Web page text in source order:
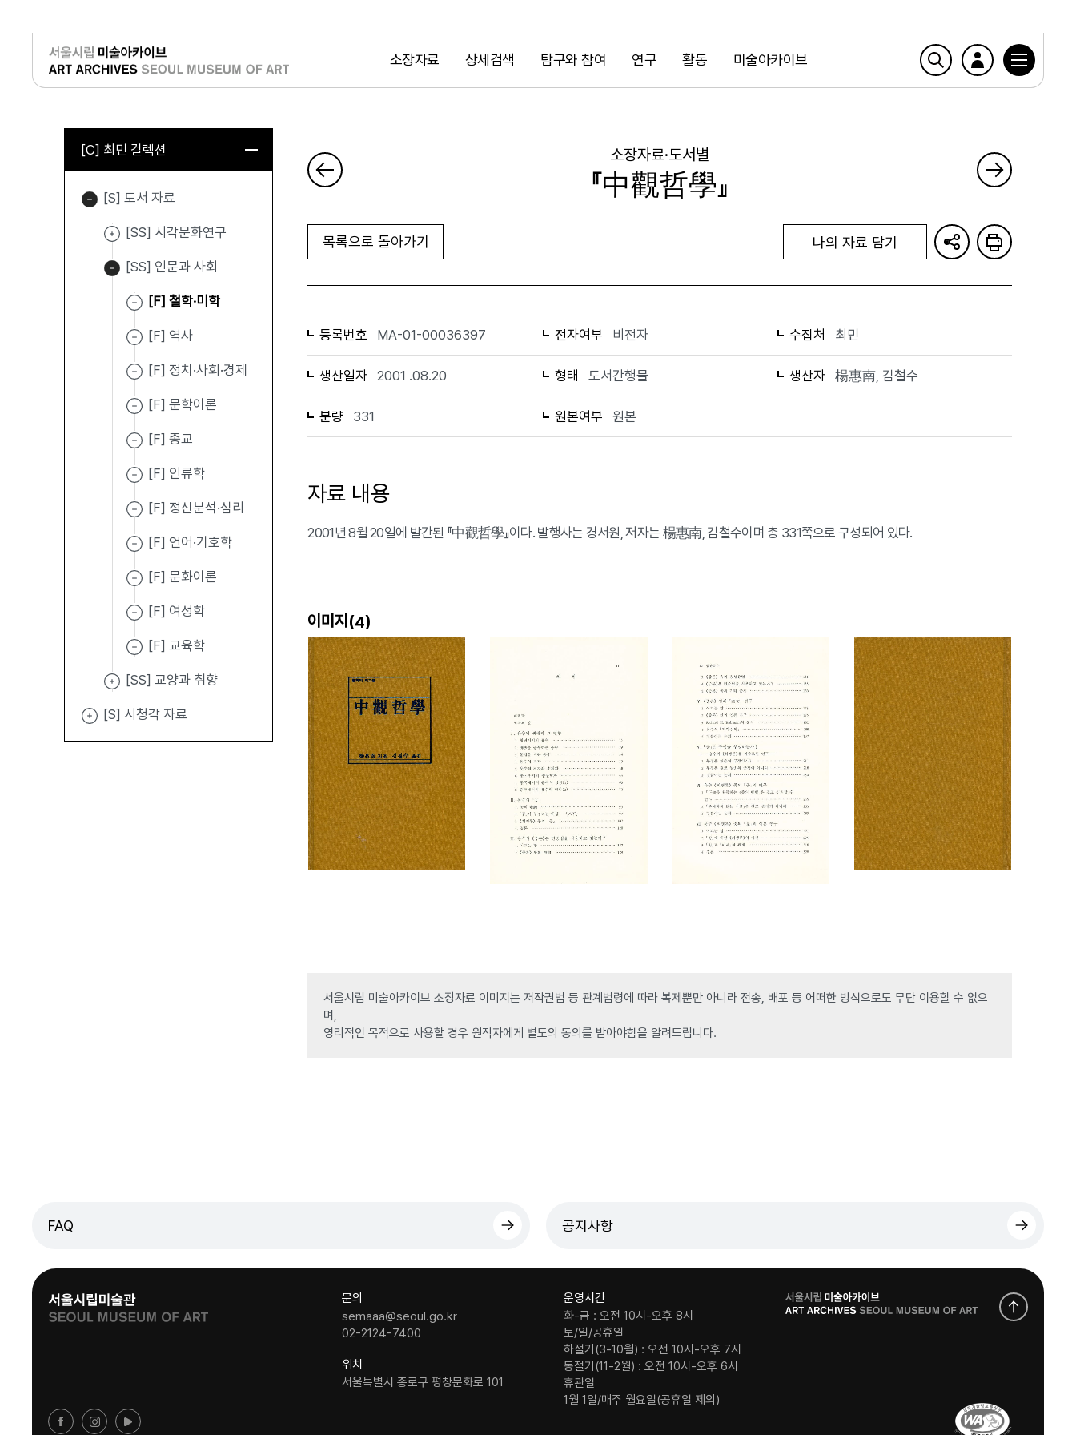
소장자료 상세검색 탐구와 참여 연구 활동 미술아카이브
검색
로그인
[C] 최민 컬렉션
[S] 도서 자료
[SS] 시각문화연구
[SS] 인문과 사회
[F] 철학·미학
[F] 역사
[F] 정치·사회·경제
[F] 문학이론
[F] 종교
[F] 인류학
[F] 정신분석·심리
[F] 언어·기호학
[F] 문화이론
[F] 여성학
[F] 교육학
[SS] 교양과 취향
[S] 시청각 자료
소장자료·도서별
『中觀哲學』
목록으로 돌아가기 나의 자료 담기
등록번호 MA-01-00036397 전자여부 비전자 수집처 최민
생산일자 2001 .08.20 형태 도서간행물 생산자 楊惠南, 김철수
분량 331 원본여부 원본
자료 내용
2001년 8월 20일에 발간된 『中觀哲學』이다. 발행사는 경서원, 저자는 楊惠南, 김철수이며 총 331쪽으로 구성되어 있다.
이미지(4)
서울시립 미술아카이브 소장자료 이미지는 저작권법 등 관계법령에 따라 복제뿐만 아니라 전송, 배포 등 어떠한 방식으로도 무단 이용할 수 없으
며,
영리적인 목적으로 사용할 경우 원작자에게 별도의 동의를 받아야함을 알려드립니다.
FAQ 공지사항
문의
semaaa@seoul.go.kr
02-2124-7400
위치
서울특별시 종로구 평창문화로 101
운영시간
화-금 : 오전 10시-오후 8시
토/일/공휴일
하절기(3-10월) : 오전 10시-오후 7시
동절기(11-2월) : 오전 10시-오후 6시
휴관일
1월 1일/매주 월요일(공휴일 제외)
로
고